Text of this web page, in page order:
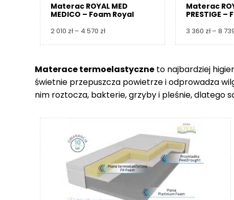
Materac ROYAL MED
MEDICO – Foam Royal
2 010 zł – 4 570 złZakres
010 zł
do
4
Materac
PRESTIGE –
3 360 zł – 8
Materace termoelastyczneto najbardziej
świetnie przepuszcza powietrze i odprowadza
nim roztocza, bakterie, grzyby i pleśnie, dlatego